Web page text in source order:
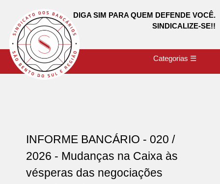
DIGA SIM PARA QUEM DEFENDE VOCÊ.
SINDICALIZE-SE!!
Categorias ☰
INFORME BANCÁRIO - 020 /
2026 - Mudanças na Caixa às
vésperas das negociações